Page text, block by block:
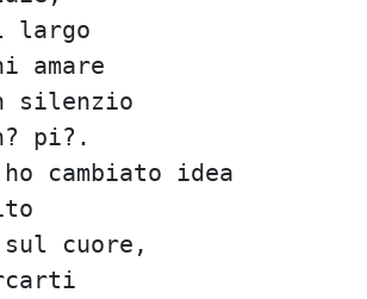
largo
amare
silenzio
pi?.
cambiato idea
cuore,